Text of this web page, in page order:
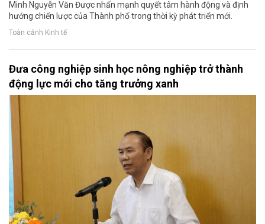
Minh Nguyễn Văn Được nhấn mạnh quyết tâm hành động và định
hướng chiến lược của Thành phố trong thời kỳ phát triển mới.
Toàn cảnh Kinh tế
Đưa công nghiệp sinh học nông nghiệp trở thành
động lực mới cho tăng trưởng xanh